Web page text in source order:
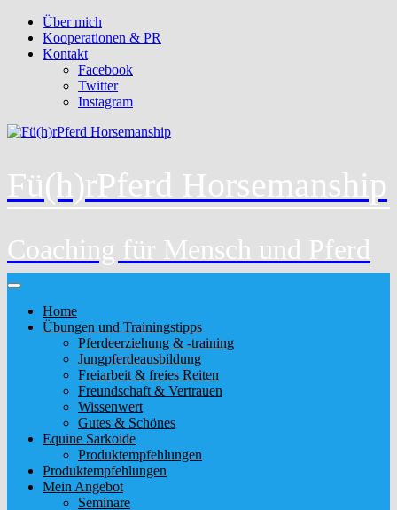
Über mich
Kooperationen & PR
Kontakt
Facebook
Twitter
Instagram
Fü(h)rPferd Horsemanship
Coaching für Mensch und Pferd
Home
Übungen und Trainingstipps
Pferdeerziehung & -training
Jungpferdeausbildung
Freiarbeit & freies Reiten
Freundschaft & Vertrauen
Wissenwert
Gutes & Schönes
Equine Sarkoide
Produktempfehlungen
Produktempfehlungen
Mein Angebot
Seminare